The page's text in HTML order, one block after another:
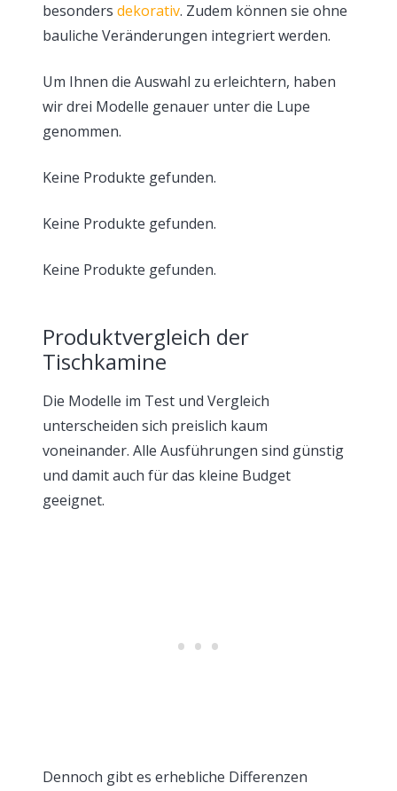
besonders dekorativ. Zudem können sie ohne
bauliche Veränderungen integriert werden.
Um Ihnen die Auswahl zu erleichtern, haben
wir drei Modelle genauer unter die Lupe
genommen.
Keine Produkte gefunden.
Keine Produkte gefunden.
Keine Produkte gefunden.
Produktvergleich der
Tischkamine
Die Modelle im Test und Vergleich
unterscheiden sich preislich kaum
voneinander. Alle Ausführungen sind günstig
und damit auch für das kleine Budget
geeignet.
Dennoch gibt es erhebliche Differenzen